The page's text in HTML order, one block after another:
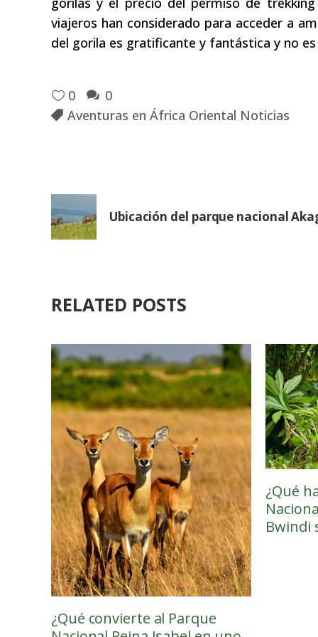
viajeros han considerado para acceder a
del gorila es gratificante y fantástica y no
0
0
Aventuras en África Oriental Noticias
Ubicación del parque nacional
RELATED POSTS
¿Qué convierte al Parque
¿Qué
Bwindi